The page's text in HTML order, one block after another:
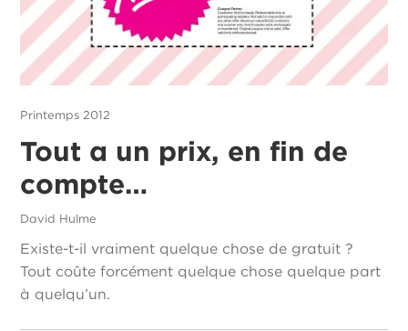
Printemps 2012
Tout a un prix, en fin de
compte…
David Hulme
Existe-t-il vraiment quelque chose de gratuit ?
Tout coûte forcément quelque chose quelque part
à quelqu’un.